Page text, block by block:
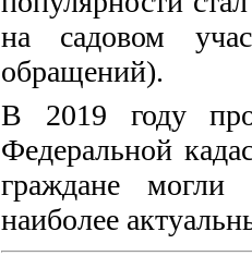
на садовом
обращений).
В 2019 году
Федеральной
граждане могли
наиболее